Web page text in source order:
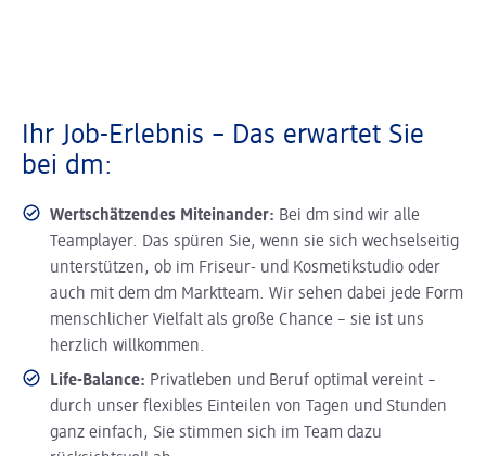
Ihr Job-Erlebnis – Das erwartet Sie
bei dm:
Wertschätzendes Miteinander: Bei dm sind wir alle
Teamplayer. Das spüren Sie, wenn sie sich wechselseitig
unterstützen, ob im Friseur- und Kosmetikstudio oder
auch mit dem dm Marktteam. Wir sehen dabei jede Form
menschlicher Vielfalt als große Chance – sie ist uns
herzlich willkommen.
Life-Balance: Privatleben und Beruf optimal vereint –
durch unser flexibles Einteilen von Tagen und Stunden
ganz einfach, Sie stimmen sich im Team dazu